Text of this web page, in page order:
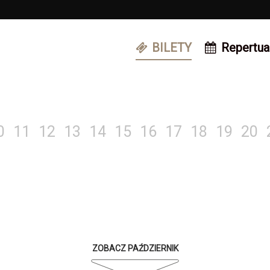
BILETY
11 12 13 14 15 16 17 18 19 20
ZOBACZ PAŹDZIERNIK